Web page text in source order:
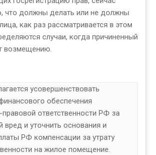
что должны делать или не должны
как раз рассматривается в этом
случаи, когда причиненный
возмещению.
усовершенствовать
обеспечения
ответственности РФ за
вред и уточнить основания и
РФ компенсации за утрату
на жилое помещение.